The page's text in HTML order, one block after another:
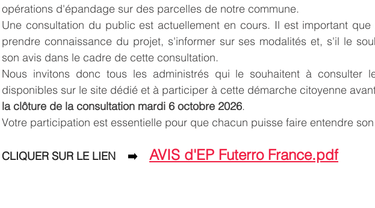
opérations d'épandage sur des parcelles de notre commune.
Une consultation du public est actuellement en cours. Il est important
prendre connaissance du projet, s'informer sur ses modalités et, s'il le
son avis dans le cadre de cette consultation.
Nous invitons donc tous les administrés qui le souhaitent à consulter
disponibles sur le site dédié et à participer à cette démarche citoyenne
la clôture de la consultation mardi 6 octobre 2026.
Votre participation est essentielle pour que chacun puisse faire entendre
CLIQUER SUR LE LIEN ➡️ AVIS d'EP Futerro France.pdf